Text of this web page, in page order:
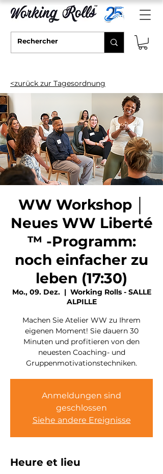
<zurück zur Tagesordnung
WW Workshop │
Neues WW Liberté
™ -Programm:
noch einfacher zu
leben (17:30)
Mo., 09. Dez.
  |
Working Rolls - SALLE
ALPILLE
Machen Sie Atelier WW zu Ihrem
eigenen Moment! Sie dauern 30
Minuten und profitieren von den
neuesten Coaching- und
Gruppenmotivationstechniken.
Anmeldungen sind
geschlossen
Siehe andere Ereignisse
Heure et lieu